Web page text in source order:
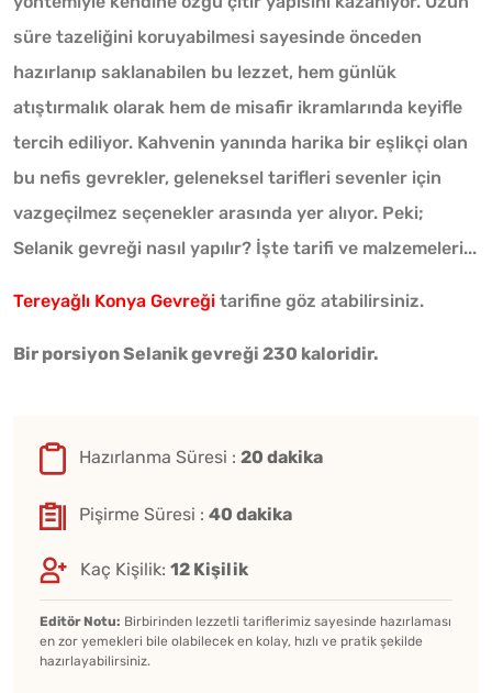
süre tazeliğini koruyabilmesi sayesinde önceden
hazırlanıp saklanabilen bu lezzet, hem günlük
atıştırmalık olarak hem de misafir ikramlarında keyifle
tercih ediliyor. Kahvenin yanında harika bir eşlikçi olan
bu nefis gevrekler, geleneksel tarifleri sevenler için
vazgeçilmez seçenekler arasında yer alıyor. Peki;
Selanik gevreği nasıl yapılır? İşte tarifi ve malzemeleri...
Tereyağlı Konya Gevreği tarifine göz atabilirsiniz.
Bir porsiyon Selanik gevreği 230 kaloridir.
Hazırlanma Süresi : 20 dakika
Pişirme Süresi : 40 dakika
Kaç Kişilik: 12 Kişilik
Editör Notu: Birbirinden lezzetli tariflerimiz sayesinde hazırlaması
en zor yemekleri bile olabilecek en kolay, hızlı ve pratik şekilde
hazırlayabilirsiniz.